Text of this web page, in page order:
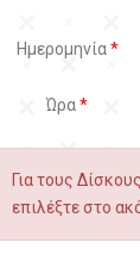
Ημερομηνία*
Ώρα*
Για τους
επιλέξτε στο